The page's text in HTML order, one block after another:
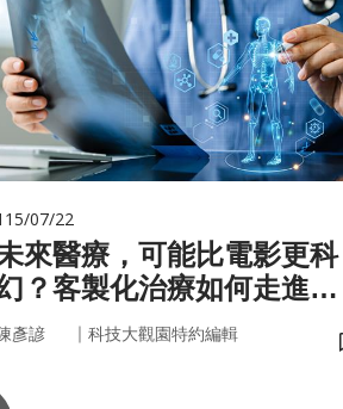
07/22
來醫療，可能比電影更科
？客製化治療如何走進真
世界
彥諺 ｜ 科技大觀園特約編輯